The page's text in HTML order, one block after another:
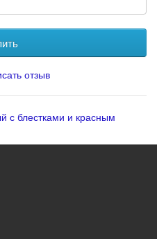
отзыв
с блестками и красным